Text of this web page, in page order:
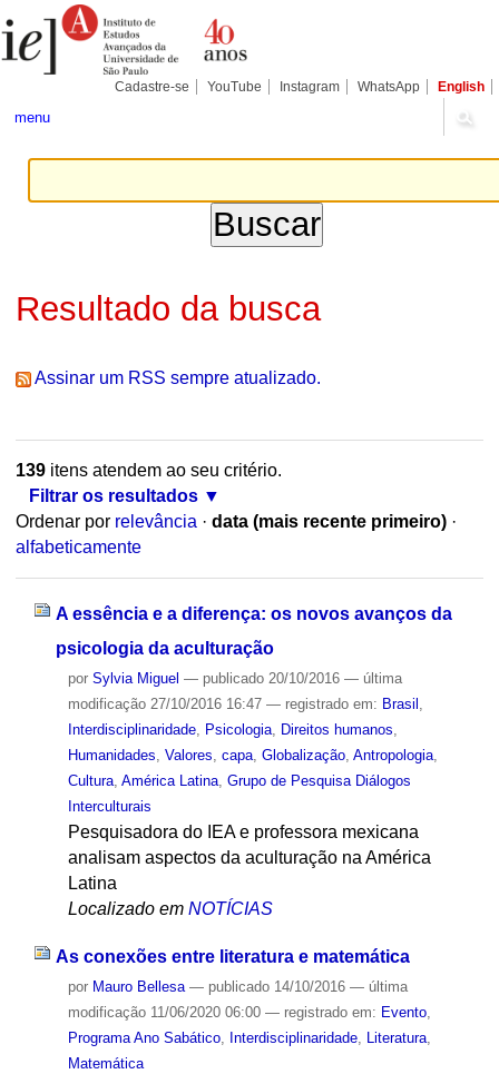
para
conteúdo.
Pessoais
Cadastre-se YouTube Instagram WhatsApp English
menu
Resultado da busca
Assinar um RSS sempre atualizado.
139itens atendem ao seu critério.
Filtrar os resultados
Ordenar por relevância · data (mais recente primeiro) ·
alfabeticamente
A essência e a diferença: os novos avanços da
psicologia da aculturação
por Sylvia Miguel — publicado20/10/2016 — última
modificação27/10/2016 16:47 — registrado em: Brasil
Interdisciplinaridade, Psicologia, Direitos humanos
Humanidades Valores capa, Globalização, Antropologia,
Cultura, América Latina, Grupo de Pesquisa Diálogos
Interculturais
Pesquisadora do IEA e professora mexicana
analisam aspectos da aculturação na América
Latina
Localizado em NOTÍCIAS
As conexões entre literatura e matemática
por Mauro Bellesa — publicado14/10/2016 — última
modificação11/06/2020 06:00 — registrado em: Evento,
Programa Ano Sabático, Interdisciplinaridade, Literatura,
Matemática